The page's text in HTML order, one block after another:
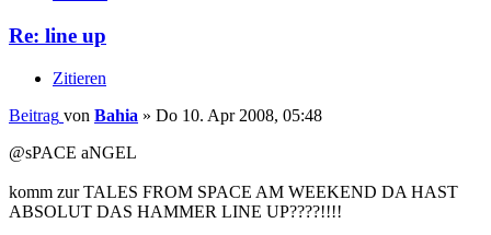
Re: line up
Zitieren
Beitrag von Bahia » Do 10. Apr 2008, 05:48
@sPACE aNGEL
komm zur TALES FROM SPACE AM WEEKEND DA HAST
ABSOLUT DAS HAMMER LINE UP????!!!!